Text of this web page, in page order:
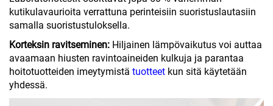
kutikulavaurioita verrattuna perinteisiin suoristuslautasiin
samalla suoristustuloksella.
Korteksin ravitseminen: Hiljainen lämpövaikutus voi auttaa
avaamaan hiusten ravintoaineiden kulkuja ja parantaa
hoitotuotteiden imeytymistä tuotteet kun sitä käytetään
yhdessä.